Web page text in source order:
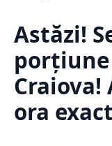
Astăzi!
porțiune
ora